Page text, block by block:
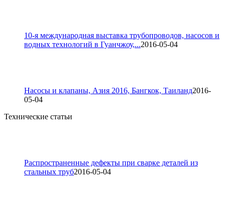
10-я международная выставка трубопроводов, насосов и
водных технологий в Гуанчжоу,...2016-05-04
Насосы и клапаны, Азия 2016, Бангкок, Таиланд2016-
05-04
Технические статьи
Распространенные дефекты при сварке деталей из
стальных труб2016-05-04